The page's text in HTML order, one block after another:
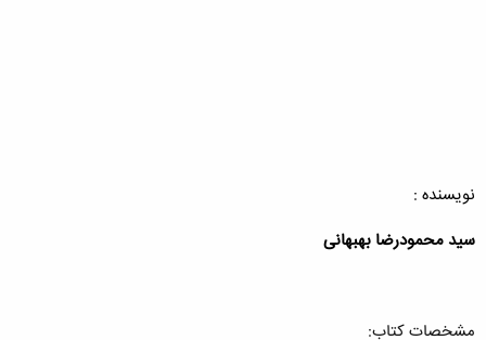
نویسنده :
سید محمودرضا بهبهانی
مشخصات کتاب: